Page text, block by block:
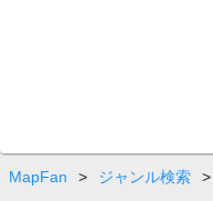
MapFan > ジャンル検索 >